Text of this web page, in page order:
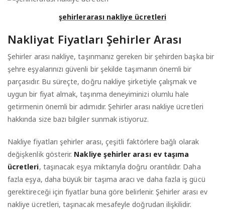
şehirlerarası nakliye ücretleri
Nakliyat Fiyatları Şehirler Arası
Şehirler arası nakliye, taşınmanız gereken bir şehirden başka bir
şehre eşyalarınızı güvenli bir şekilde taşımanın önemli bir
parçasıdır. Bu süreçte, doğru nakliye şirketiyle çalışmak ve
uygun bir fiyat almak, taşınma deneyiminizi olumlu hale
getirmenin önemli bir adımıdır. Şehirler arası nakliye ücretleri
hakkında size bazı bilgiler sunmak istiyoruz.
Nakliye fiyatları şehirler arası, çeşitli faktörlere bağlı olarak
değişkenlik gösterir. Nakliye şehirler arası ev taşıma
ücretleri, taşınacak eşya miktarıyla doğru orantılıdır. Daha
fazla eşya, daha büyük bir taşıma aracı ve daha fazla iş gücü
gerektireceği için fiyatlar buna göre belirlenir. Şehirler arası ev
nakliye ücretleri, taşınacak mesafeyle doğrudan ilişkilidir.